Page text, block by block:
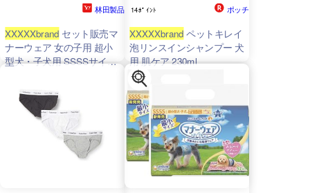
林田製品
XXXXXbrand セット販売マ
ナーウェア 女の子用 超小
型犬・子犬用 SSSSサイズ
14ﾎﾟｲﾝﾄ ポッチ
XXXXXbrand ペットキレイ
泡リンスインシャンプー 犬
用 肌ケア 230ml